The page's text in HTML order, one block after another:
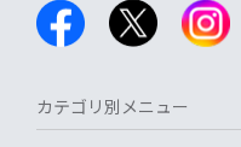
カテゴリ別メニュー